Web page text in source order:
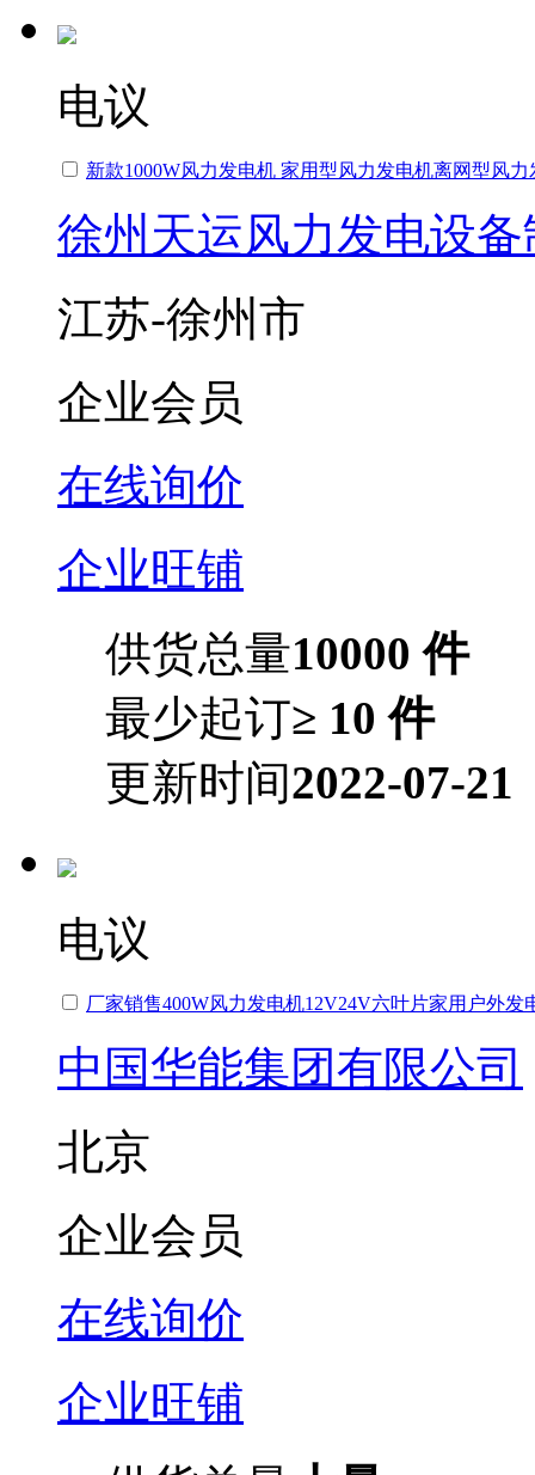
电议
新款1000W风力发电机 家用型风力发电机离网型风力
徐州天运风力发电设
江苏-徐州市
企业会员
在线询价
企业旺铺
供货总量10000 件
最少起订≥ 10 件
更新时间2022-07-21
电议
厂家销售400W风力发电机12V24V六叶片家用户外发
中国华能集团有限公司
北京
企业会员
在线询价
企业旺铺